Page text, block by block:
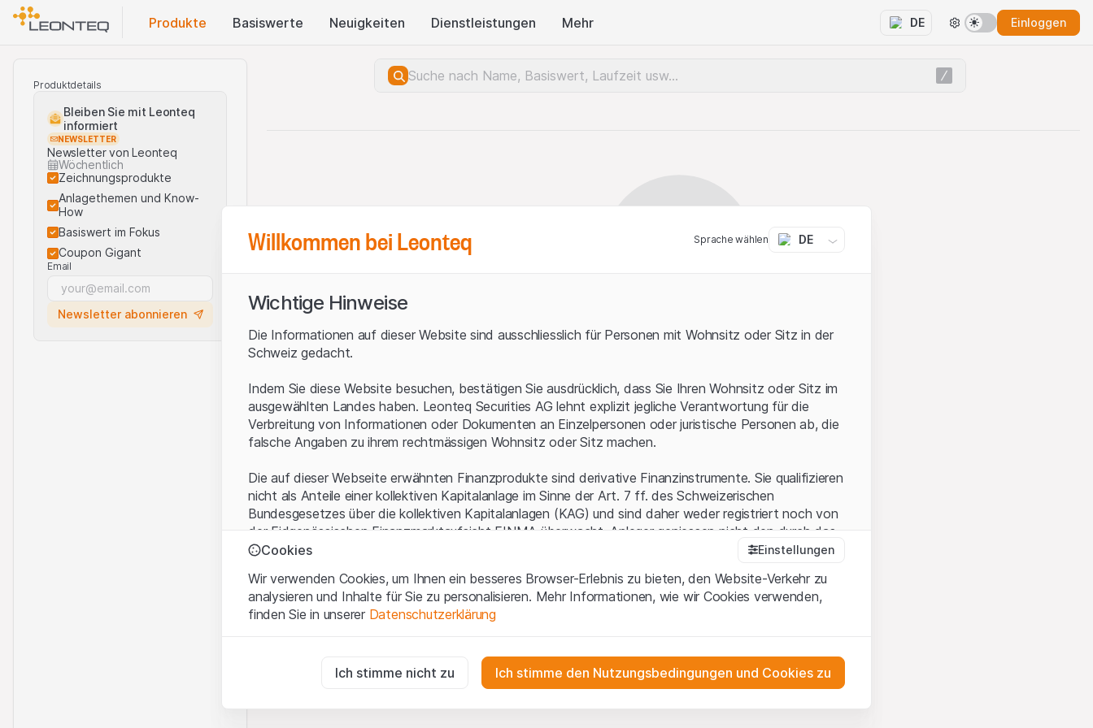
Produkte Basis​werte Neuigkeiten Dienstleistungen Mehr DE Einloggen
Produktdetails
Bleiben Sie mit Leonteq
informiert
NEWSLETTER
Newsletter von Leonteq
Wöchentlich
Zeichnungsprodukte
Anlagethemen und Know-
How
Basiswert im Fokus
Coupon Gigant
Email
Newsletter abonnieren
Willkommen bei Leonteq Sprache wählen DE
Wichtige Hinweise
Die Informationen auf dieser Website sind ausschliesslich für Personen mit Wohnsitz oder Sitz in der
Schweiz gedacht.
Indem Sie diese Website besuchen, bestätigen Sie ausdrücklich, dass Sie Ihren Wohnsitz oder Sitz im
ausgewählten Landes haben. Leonteq Securities AG lehnt explizit jegliche Verantwortung für die
Verbreitung von Informationen oder Dokumenten an Einzelpersonen oder juristische Personen ab, die
falsche Angaben zu ihrem rechtmässigen Wohnsitz oder Sitz machen.
Die auf dieser Webseite erwähnten Finanzprodukte sind derivative Finanzinstrumente. Sie qualifizieren
nicht als Anteile einer kollektiven Kapitalanlage im Sinne der Art. 7 ff. des Schweizerischen
Bundesgesetzes über die kollektiven Kapitalanlagen (KAG) und sind daher weder registriert noch von
der Eidgenössischen Finanzmarktaufsicht FINMA überwacht. Anleger geniessen nicht den durch das
KAG vermittelten spezifischen Anlegerschutz.
Anwendungsbedingungen und rechtliche Informationen
Mit dem Zugriff auf diese Website der Leonteq Securities AG (die "Website") erklären Sie, dass Sie die
rechtlichen Informationen und die wichtigen Hinweise und
Sämtliche Immaterialgüterrechte (wie z.B. Urheber¬, Design¬ und Markenrechte) an dem auf der
Cookies Einstellungen
Wir verwenden Cookies, um Ihnen ein besseres Browser-Erlebnis zu bieten, den Website-Verkehr zu
analysieren und Inhalte für Sie zu personalisieren. Mehr Informationen, wie wir Cookies verwenden,
finden Sie in unserer Datenschutzerklärung
Diese Cookies sind für die Website erforderlich und können nicht deaktiviert werden.
Ich stimme nicht zu Ich stimme den Nutzungsbedingungen und Cookies zu